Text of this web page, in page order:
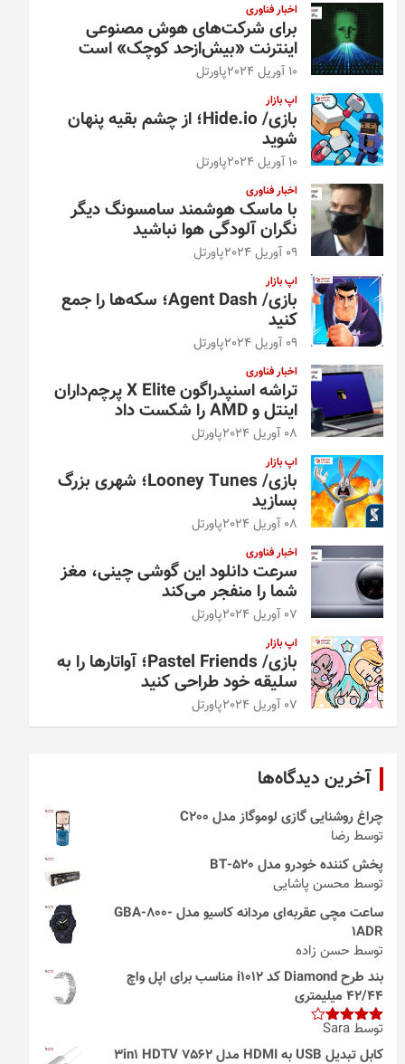
اخبار فناوری
برای شرکت‌های هوش مصنوعی
اینترنت «بیش‌از‌حد کوچک» است
10 آوریل 2024 پاورتل
اپ بازار
بازی/ Hide.io؛ از چشم بقیه پنهان
شوید
10 آوریل 2024 پاورتل
اخبار فناوری
با ماسک هوشمند سامسونگ دیگر
نگران آلودگی هوا نباشید
09 آوریل 2024 پاورتل
اپ بازار
بازی/ Agent Dash؛ سکه‌ها را جمع
کنید
09 آوریل 2024 پاورتل
اخبار فناوری
تراشه اسنپدراگون X Elite پرچم‌داران
اینتل و AMD را شکست داد
08 آوریل 2024 پاورتل
اپ بازار
بازی/ Looney Tunes؛ شهری بزرگ
بسازید
08 آوریل 2024 پاورتل
اخبار فناوری
سرعت دانلود این گوشی چینی، مغز
شما را منفجر می‌کند
07 آوریل 2024 پاورتل
اپ بازار
بازی/ Pastel Friends؛ آواتارها را به
سلیقه خود طراحی کنید
07 آوریل 2024 پاورتل
آخرین دیدگاه‌ها
چراغ روشنایی گازی لوموگاز مدل C200
توسط رضا
پخش کننده خودرو مدل 520-BT
توسط محسن پاشایی
ساعت مچی عقربه‌ای مردانه کاسیو مدل GBA-800-
1ADR
توسط حسن زاده
بند طرح Diamond کد i1012 مناسب برای اپل واچ
42/44 میلیمتری
امتیاز4
از 5
توسط Sara
کابل تبدیل USB به HDMI مدل 3in1 HDTV 7562